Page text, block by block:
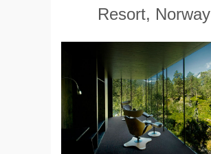
Resort, Norway